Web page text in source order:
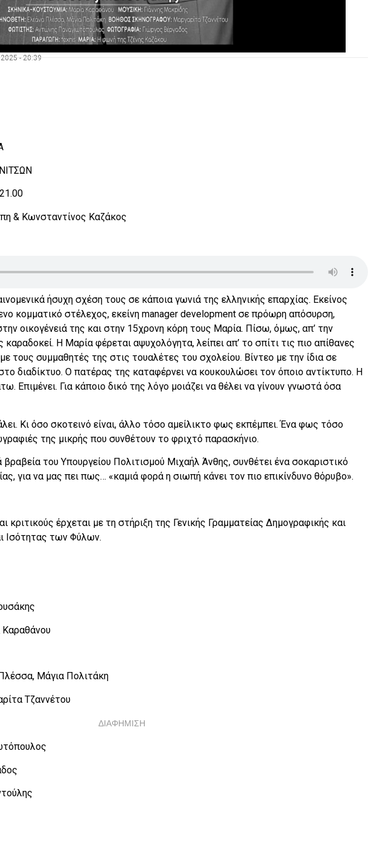
- 20:39
& Κωνσταντίνος Καζάκος
ήσυχη σχέση τους σε κάποια γωνιά της ελληνικής επαρχίας. Εκείνος
κομματικό στέλεχος, εκείνη manager development σε πρόωρη απόσυρση,
οικογένειά της και στην 15χρονη κόρη τους Μαρία. Πίσω, όμως, απ’ την
καραδοκεί. Η Μαρία φέρεται αψυχολόγητα, λείπει απ’ το σπίτι τις πιο απίθανες
τους συμμαθητές της στις τουαλέτες του σχολείου. Βίντεο με την ίδια σε
διαδίκτυο. Ο πατέρας της καταφέρνει να κουκουλώσει τον όποιο αντίκτυπο. Η
Επιμένει. Για κάποιο δικό της λόγο μοιάζει να θέλει να γίνουν γνωστά όσα
Κι όσο σκοτεινό είναι, άλλο τόσο αμείλικτο φως εκπέμπει. Ένα φως τόσο
της μικρής που συνθέτουν το φριχτό παρασκήνιο.
του Υπουργείου Πολιτισμού Μιχαήλ Άνθης, συνθέτει ένα σοκαριστικό
για να μας πει πως… «καμιά φορά η σιωπή κάνει τον πιο επικίνδυνο θόρυβο».
κριτικούς έρχεται με τη στήριξη της Γενικής Γραμματείας Δημογραφικής και
Ισότητας των Φύλων.
Καραθάνου
Μάγια Πολιτάκη
Τζαννέτου
ΔΙΑΦΗΜΙΣΗ